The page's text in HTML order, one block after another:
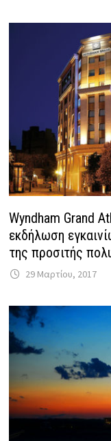
Wyndham Grand
εκδήλωση
της προσιτής
29 Μαρτίου, 2017